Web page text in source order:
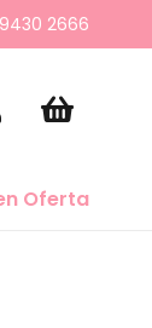
2666
Oferta